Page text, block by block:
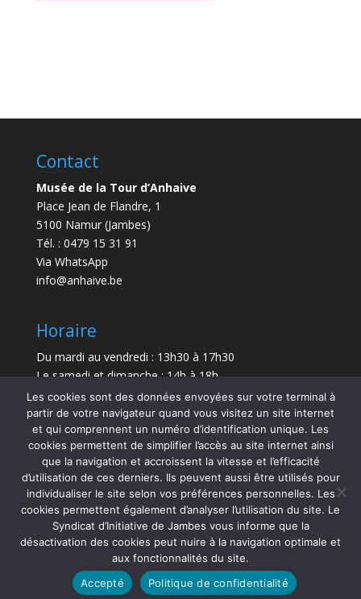
Contact
Musée de la Tour d’Anhaive
Place Jean de Flandre, 1
5100 Namur (Jambes)
Tél. : 0479 15 31 91
Via WhatsApp
info@anhaive.be
Horaire
Du mardi au vendredi : 13h30 à 17h30
Le samedi et dimanche : 14h à 18h
Durée de la visite : entre 30 minutes et 1 h
Le Musée sera exceptionnellement fermé le 21 juillet
et le 15 août 2026.
Copyright SIJAMBES 2026 | Richard Frippiat
Les cookies sont des données envoyées sur votre terminal à
partir de votre navigateur quand vous visitez un site internet
et qui comprennent un numéro d’identification unique. Les
cookies permettent de simplifier l’accès au site internet ainsi
que la navigation et accroissent la vitesse et l’efficacité
d’utilisation de ces derniers. Ils peuvent aussi être utilisés pour
individualiser le site selon vos préférences personnelles. Les
cookies permettent également d’analyser l’utilisation du site. Le
Syndicat d’Initiative de Jambes vous informe que la
désactivation des cookies peut nuire à la navigation optimale et
aux fonctionnalités du site.
Accepté
Politique de confidentialité